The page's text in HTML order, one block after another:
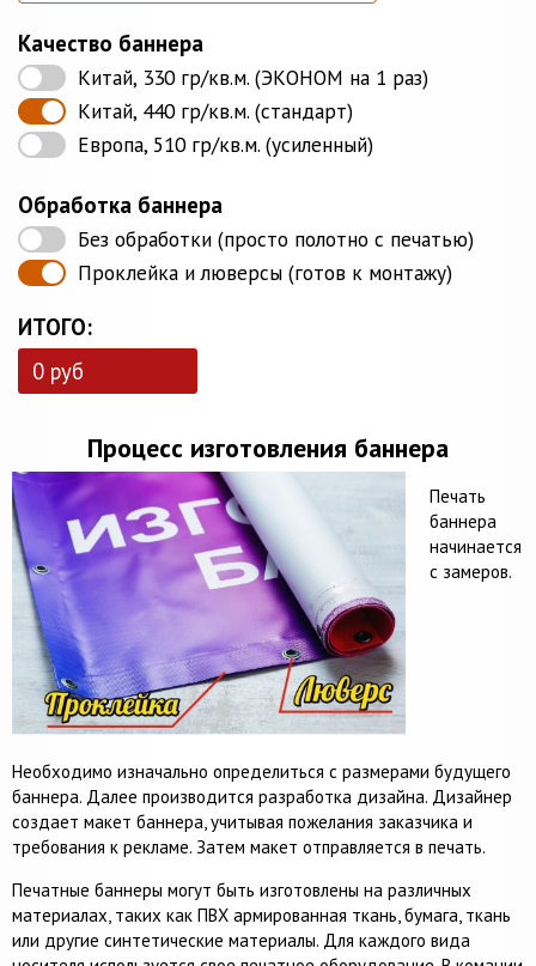
Качество баннера
Китай, 330 гр/кв.м. (ЭКОНОМ на 1 раз)
Китай, 440 гр/кв.м. (стандарт)
Европа, 510 гр/кв.м. (усиленный)
Обработка баннера
Без обработки (просто полотно с печатью)
Проклейка и люверсы (готов к монтажу)
ИТОГО:
Процесс изготовления баннера
Печать
баннера
начинается
с замеров.
Необходимо изначально определиться с размерами будущего
баннера. Далее производится разработка дизайна. Дизайнер
создает макет баннера, учитывая пожелания заказчика и
требования к рекламе. Затем макет отправляется в печать.
Печатные баннеры могут быть изготовлены на различных
материалах, таких как ПВХ армированная ткань, бумага, ткань
или другие синтетические материалы. Для каждого вида